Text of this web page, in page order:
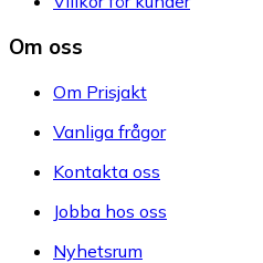
Om oss
Om Prisjakt
Vanliga frågor
Kontakta oss
Jobba hos oss
Nyhetsrum